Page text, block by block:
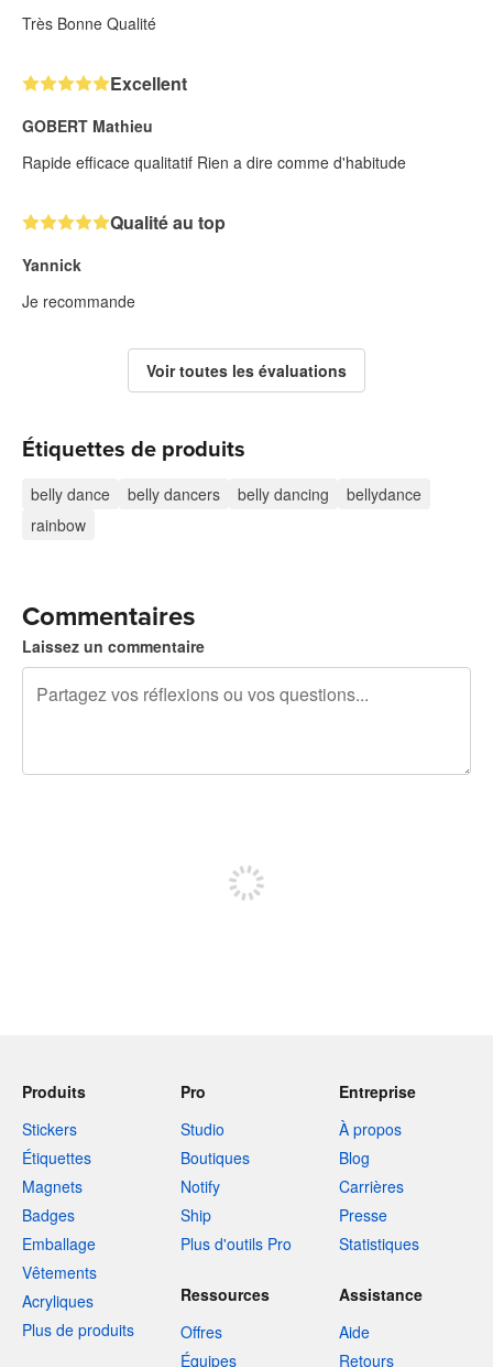
Très Bonne Qualité
Excellent
GOBERT Mathieu
Rapide efficace qualitatif Rien a dire comme d'habitude
Qualité au top
Yannick
Je recommande
Voir toutes les évaluations
Étiquettes de produits
belly dance belly dancers belly dancing
bellydance
rainbow
Commentaires
Laissez un commentaire
Produits
Stickers
Étiquettes
Magnets
Badges
Emballage
Vêtements
Acryliques
Plus de produits
Pro
Studio
Boutiques
Notify
Ship
Plus d'outils Pro
Entreprise
À propos
Blog
Carrières
Presse
Statistiques
Ressources
Offres
Équipes
Assistance
Aide
Retours